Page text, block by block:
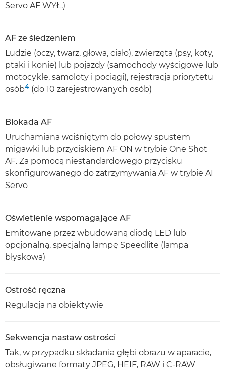
Servo AF WYŁ.)
AF ze śledzeniem
Ludzie (oczy, twarz, głowa, ciało), zwierzęta (psy, koty,
ptaki i konie) lub pojazdy (samochody wyścigowe lub
motocykle, samoloty i pociągi), rejestracja priorytetu
osób4 (do 10 zarejestrowanych osób)
Blokada AF
Uruchamiana wciśniętym do połowy spustem
migawki lub przyciskiem AF ON w trybie One Shot
AF. Za pomocą niestandardowego przycisku
skonfigurowanego do zatrzymywania AF w trybie AI
Servo
Oświetlenie wspomagające AF
Emitowane przez wbudowaną diodę LED lub
opcjonalną, specjalną lampę Speedlite (lampa
błyskowa)
Ostrość ręczna
Regulacja na obiektywie
Sekwencja nastaw ostrości
Tak, w przypadku składania głębi obrazu w aparacie,
obsługiwane formaty JPEG, HEIF, RAW i C-RAW